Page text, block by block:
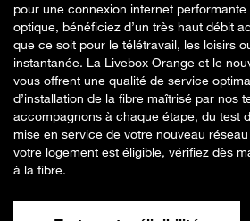
pour une connexion internet
optique, bénéficiez d’un très haut débit
que ce soit pour le télétravail, les loisirs
instantanée. La Livebox Orange et le
vous offrent une qualité de service
d’installation de la fibre maîtrisé par nos
accompagnons à chaque étape, du test
mise en service de votre nouveau
votre logement est éligible, vérifiez dès
à la fibre.